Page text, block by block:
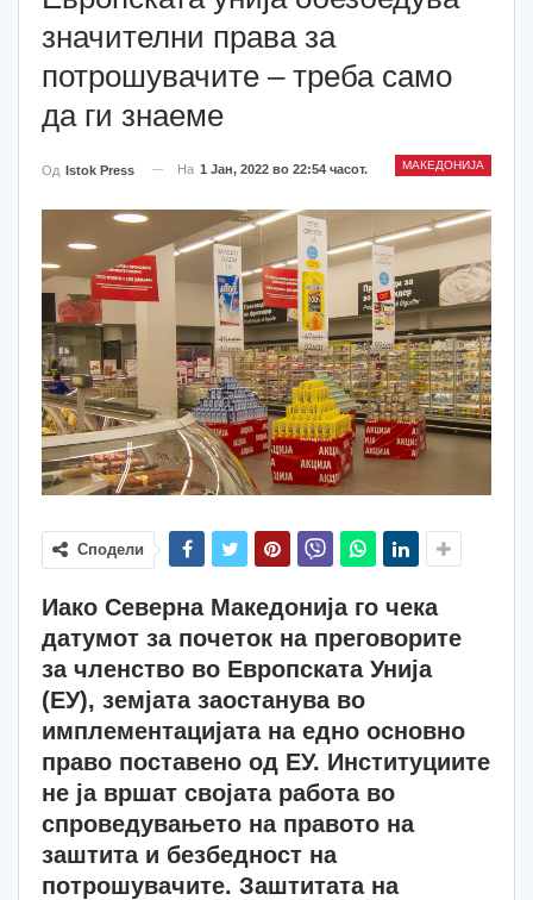
значителни права за
потрошувачите – треба само
да ги знаеме
МАКЕДОНИЈА
Од Istok Press На 1 Јан, 2022 во 22:54 часот.
Сподели
Иако Северна Македонија го чека
датумот за почеток на преговорите
за членство во Европската Унија
(ЕУ), земјата заостанува во
имплементацијата на едно основно
право поставено од ЕУ. Институциите
не ја вршат својата работа во
спроведувањето на правото на
заштита и безбедност на
потрошувачите. Заштитата на